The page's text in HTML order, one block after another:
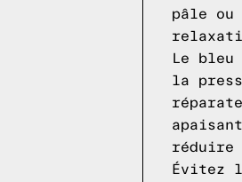
pâle ou
Le
la
Évitez